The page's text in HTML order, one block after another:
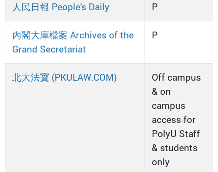
人民日報 People's Daily P
內閣大庫檔案 Archives of the
Grand Secretariat
P
北大法寶 (PKULAW.COM)
Off campus
& on
campus
access for
PolyU Staff
& students
only